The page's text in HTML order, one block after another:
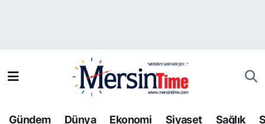
Gündem Dünya Ekonomi Siyaset Sağlık
Bilim-Teknoloji
Trafik Durumu